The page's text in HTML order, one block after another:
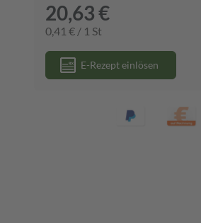
20,63 €
0,41 € / 1 St
E-Rezept einlösen